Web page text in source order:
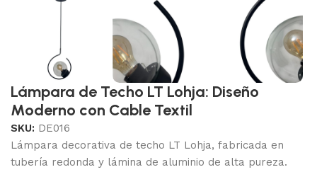
Lámpara de Techo LT Lohja: Diseño
Moderno con Cable Textil
SKU: DE016
Lámpara decorativa de techo LT Lohja, fabricada en
tubería redonda y lámina de aluminio de alta pureza.